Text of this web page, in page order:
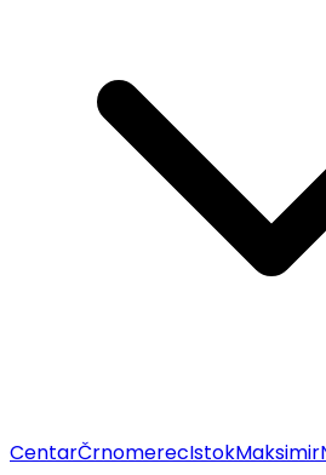
CentarČrnomerecIstokMaksimir